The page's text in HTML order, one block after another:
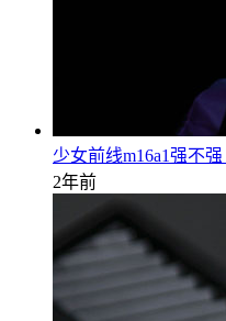
少女前线m16a1强不
2年前